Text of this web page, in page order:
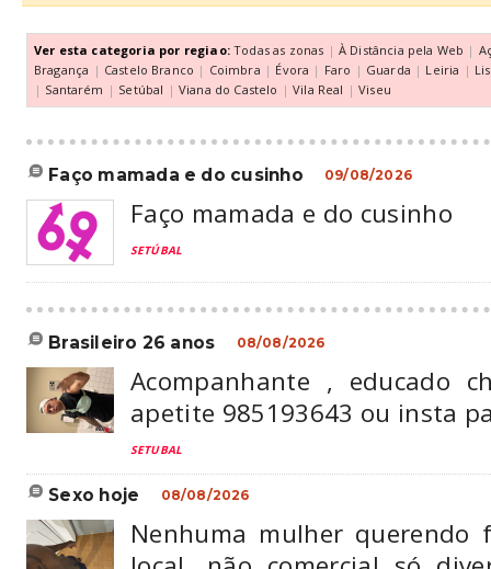
Ver esta categoria por regiao: Todas as zonas | À Distância pela Web |
Bragança | Castelo Branco | Coimbra | Évora | Faro | Guarda | Leiria |
| Santarém | Setúbal | Viana do Castelo | Vila Real | Viseu
faço mamada e do cusinho 09/08/2026
Faço mamada e do cusinho
SETÚBAL
brasileiro 26 anos 08/08/2026
Acompanhante , educado
apetite 985193643 ou insta
SETUBAL
sexo hoje 08/08/2026
Nenhuma mulher querendo